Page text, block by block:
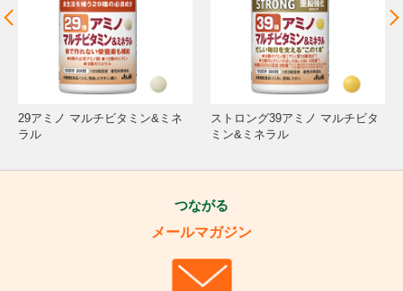
29アミノ マルチビタミン&ミネ
ラル
ストロング39アミノ マルチビタ
ミン&ミネラル
つながる
メールマガジン